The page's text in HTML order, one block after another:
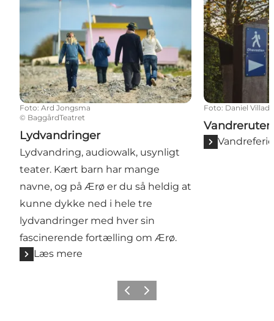
Foto: Ard Jongsma
© BaggårdTeatret
Lydvandringer
Lydvandring, audiowalk, usynligt
teater. Kært barn har mange
navne, og på Ærø er du så heldig at
kunne dykke ned i hele tre
lydvandringer med hver sin
fascinerende fortælling om Ærø.
Læs mere
Foto: Daniel
ForrigeNæste